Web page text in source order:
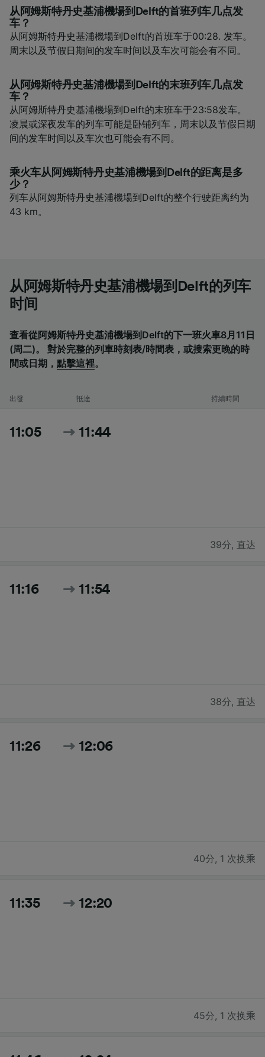
从阿姆斯特丹史基浦機場到Delft的首班列车几点发
车？
从阿姆斯特丹史基浦機場到Delft的首班车于00:28. 发车。
周末以及节假日期间的发车时间以及车次可能会有不同。
从阿姆斯特丹史基浦機場到Delft的末班列车几点发
车？
从阿姆斯特丹史基浦機場到Delft的末班车于23:58发车。
凌晨或深夜发车的列车可能是卧铺列车，周末以及节假日期
间的发车时间以及车次也可能会有不同。
乘火车从阿姆斯特丹史基浦機場到Delft的距离是多
少？
列车从阿姆斯特丹史基浦機場到Delft的整个行驶距离约为
43 km。
从阿姆斯特丹史基浦機場到Delft的列车
时间
查看從阿姆斯特丹史基浦機場到Delft的下一班火車8月11日
(周二)。 對於完整的列車時刻表/時間表，或搜索更晚的時
間或日期， 點擊這裡。
出發 抵達 持續時間
11:05 11:44
39分, 直达
11:16 11:54
38分, 直达
11:26 12:06
40分, 1 次换乘
11:35 12:20
45分, 1 次换乘